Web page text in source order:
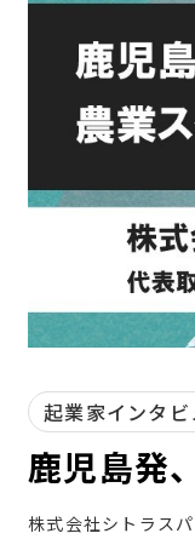
起業家インタビ
鹿児島発
株式会社シトラス